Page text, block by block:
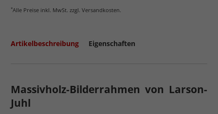
*Alle Preise inkl. MwSt. zzgl. Versandkosten.
Artikelbeschreibung Eigenschaften
Massivholz-Bilderrahmen von Larson-
Juhl